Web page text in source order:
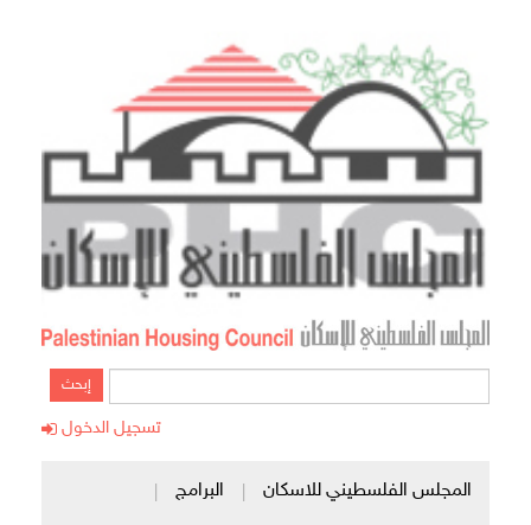
إبحث
تسجيل الدخول
المجلس الفلسطيني للاسكان البرامج